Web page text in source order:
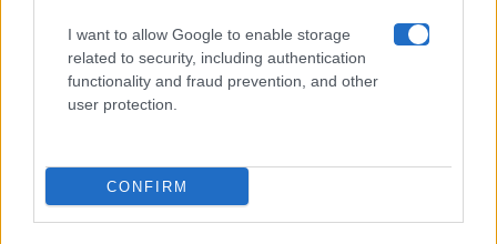
I want to allow Google to enable storage
related to security, including authentication
functionality and fraud prevention, and other
user protection.
CONFIRM
Preferenze Privacy- Riproduzione riservata - Photo
Credits: Le immagini presenti in questo sito sono di
proprietà di Maste Srl